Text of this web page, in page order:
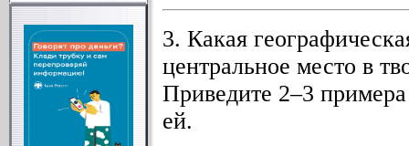
3. Какая
центральное место в
Приведите 2–3
ей.